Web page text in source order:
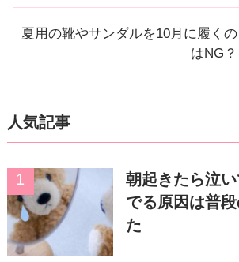
夏用の靴やサンダルを10月に履くの
はNG？
人気記事
朝起きたら泣
でる原因は普
た